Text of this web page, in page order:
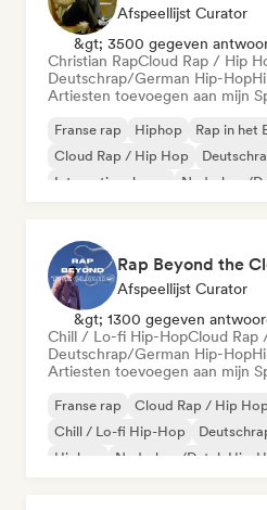
Afspeellijst Curator
&gt; 3500 gegeven
Christian RapCloud Rap / Hip
Deutschrap/German Hip-Hop
Artiesten toevoegen aan mijn
Franse rap Hiphop Rap in het
Cloud Rap / Hip Hop
Internationale rap
Nederhop/
Rap Beyond the
Afspeellijst Curator
&gt; 1300 gegeven
Chill / Lo-fi Hip-HopCloud Rap
Deutschrap/German Hip-Hop
Artiesten toevoegen aan mijn
Franse rap Cloud Rap / Hip Hop
Chill / Lo-fi Hip-Hop
Hiphop
Nederhop/Dutch Hip-